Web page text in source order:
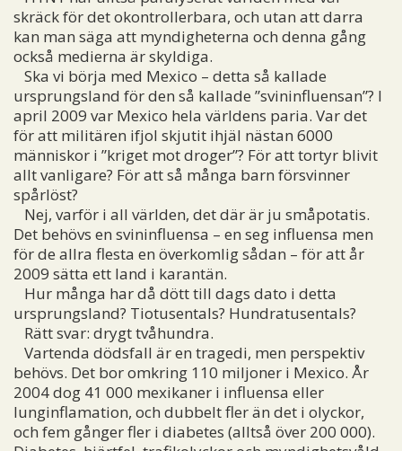
skräck för det okontrollerbara, och utan att darra
kan man säga att myndigheterna och denna gång
också medierna är skyldiga.
Ska vi börja med Mexico – detta så kallade
ursprungsland för den så kallade ”svininfluensan”? I
april 2009 var Mexico hela världens paria. Var det
för att militären ifjol skjutit ihjäl nästan 6000
människor i ”kriget mot droger”? För att tortyr blivit
allt vanligare? För att så många barn försvinner
spårlöst?
Nej, varför i all världen, det där är ju småpotatis.
Det behövs en svininfluensa – en seg influensa men
för de allra flesta en överkomlig sådan – för att år
2009 sätta ett land i karantän.
Hur många har då dött till dags dato i detta
ursprungsland? Tiotusentals? Hundratusentals?
Rätt svar: drygt tvåhundra.
Vartenda dödsfall är en tragedi, men perspektiv
behövs. Det bor omkring 110 miljoner i Mexico. År
2004 dog 41 000 mexikaner i influensa eller
lunginflamation, och dubbelt fler än det i olyckor,
och fem gånger fler i diabetes (alltså över 200 000).